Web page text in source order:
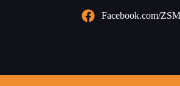
Facebook.com/